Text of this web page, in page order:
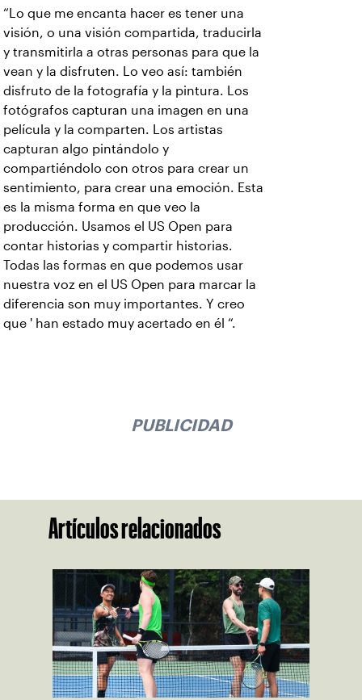
“Lo que me encanta hacer es tener una
visión, o una visión compartida, traducirla
y transmitirla a otras personas para que la
vean y la disfruten. Lo veo así: también
disfruto de la fotografía y la pintura. Los
fotógrafos capturan una imagen en una
película y la comparten. Los artistas
capturan algo pintándolo y
compartiéndolo con otros para crear un
sentimiento, para crear una emoción. Esta
es la misma forma en que veo la
producción. Usamos el US Open para
contar historias y compartir historias.
Todas las formas en que podemos usar
nuestra voz en el US Open para marcar la
diferencia son muy importantes. Y creo
que ' han estado muy acertado en él “.
PUBLICIDAD
Artículos relacionados